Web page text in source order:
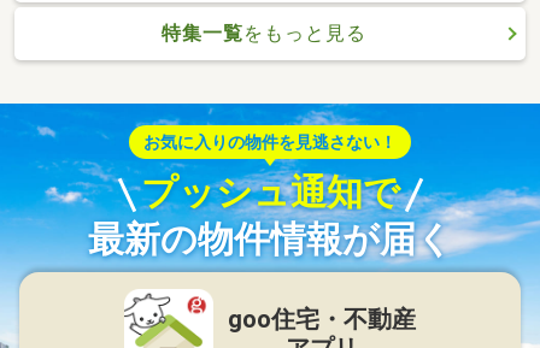
特集一覧をもっと見る
お気に入りの物件を見逃さない！
プッシュ通知で
最新の物件情報が届く
goo住宅・不動産